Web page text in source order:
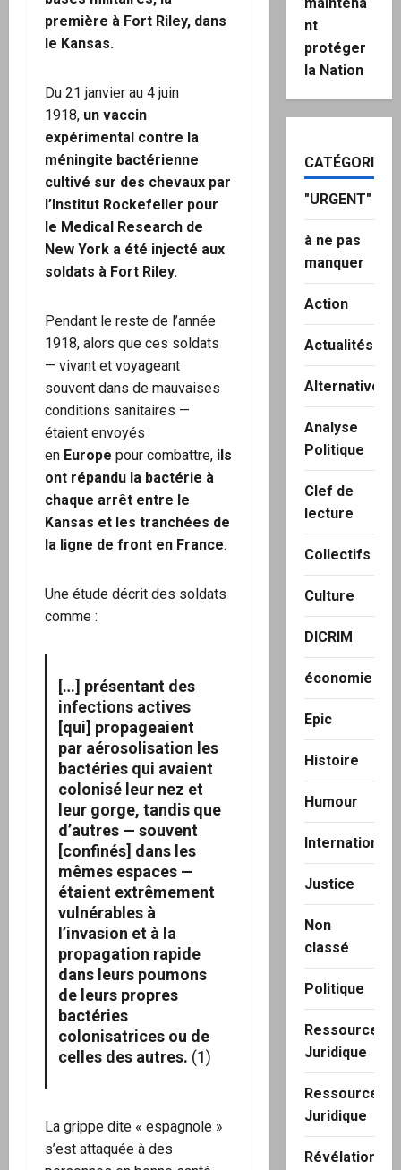
première à Fort Riley, dans
le Kansas.
Du 21 janvier au 4 juin
1918, un vaccin
expérimental contre la
méningite bactérienne
cultivé sur des chevaux par
l’Institut Rockefeller pour
le Medical Research de
New York a été injecté aux
soldats à Fort Riley.
Pendant le reste de l’année
1918, alors que ces soldats
— vivant et voyageant
souvent dans de mauvaises
conditions sanitaires —
étaient envoyés
en Europe pour combattre, ils
ont répandu la bactérie à
chaque arrêt entre le
Kansas et les tranchées de
la ligne de front en France.
Une étude décrit des soldats
comme :
[…] présentant des
infections actives
[qui] propageaient
par aérosolisation les
bactéries qui avaient
colonisé leur nez et
leur gorge, tandis que
d’autres — souvent
[confinés] dans les
mêmes espaces —
étaient extrêmement
vulnérables à
l’invasion et à la
propagation rapide
dans leurs poumons
de leurs propres
bactéries
colonisatrices ou de
celles des autres. (1)
La grippe dite « espagnole »
s’est attaquée à des
nt
protéger
la Nation
CATÉGORIES
"URGENT"
à ne pas
manquer
Action
Actualités
Alternatives
Analyse
Politique
Clef de
lecture
Collectifs
Culture
DICRIM
économie
Epic
Histoire
Humour
International
Justice
Non
classé
Politique
Ressource
Juridique
Ressource
Juridique
Révélation